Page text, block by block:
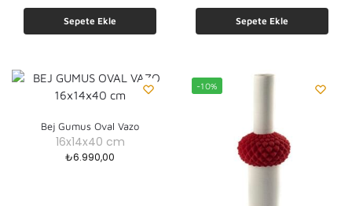
Sepete Ekle Sepete Ekle
Bej Gumus Oval Vazo
16x14x40 cm
₺6.990,00
-10%